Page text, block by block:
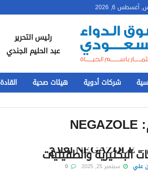
أغسطس 6, 2026
رئيس التحرير
عبد الحليم الجندي
شركات أدوية هيئات صحية القادة
NEGAZOLE
نيجازول – NEGAZOLE لعلاج
البكتيرية والطفيليات
علي سبتمبر 25, 2025